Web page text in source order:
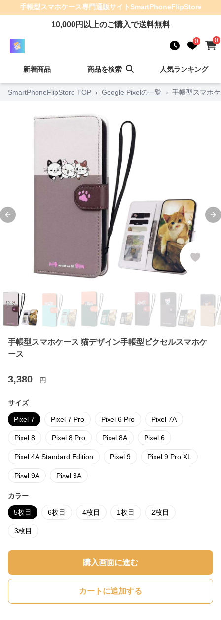
手帳型スマホケース専門通販サイトSmartPhoneFlipStore
10,000円以上のご購入で送料無料
0 0
新着商品 商品を検索 人気ランキング
SmartPhoneFlipStore TOP › Google Pixelの一覧 › 手帳型スマホ
Previous slide
手帳型スマホケース 猫デザイン手帳型ピクセルスマホケ
ース
3,380 円
サイズ
Pixel 7 Pixel 7 Pro Pixel 6 Pro Pixel 7A
Pixel 8 Pixel 8 Pro Pixel 8A Pixel 6
Pixel 4A Standard Edition Pixel 9 Pixel 9 Pro XL
Pixel 9A Pixel 3A
カラー
5枚目 6枚目 4枚目 1枚目 2枚目
3枚目
購入画面に進む
カートに追加する